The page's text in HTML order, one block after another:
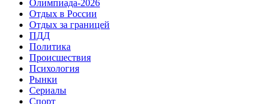
Олимпиада-2026
Отдых в России
Отдых за границей
ПДД
Политика
Происшествия
Психология
Рынки
Сериалы
Спорт